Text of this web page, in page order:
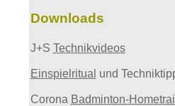
Downloads
J+S Technikvideos
Einspielritual und
Corona Badminton-